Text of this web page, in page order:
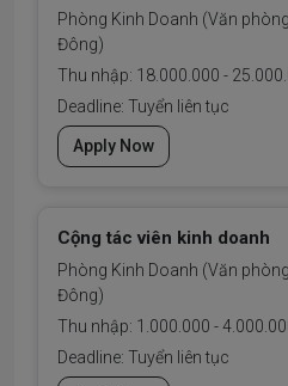
Phòng Kinh Doanh (Văn
Đông)
Thu nhập: 18.000.000 -
Deadline: Tuyển liên tục
Apply Now
Cộng tác viên kinh doanh
Phòng Kinh Doanh (Văn
Đông)
Thu nhập: 1.000.000 -
Deadline: Tuyển liên tục